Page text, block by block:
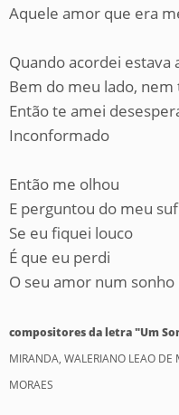
Aquele amor que era
Quando acordei estava
Bem do meu lado, nem
Então te amei
Inconformado
Então me olhou
E perguntou do meu
Se eu fiquei louco
É que eu perdi
O seu amor num sonho
compositores da letra "Um
MIRANDA, WALERIANO LEAO DE
MORAES